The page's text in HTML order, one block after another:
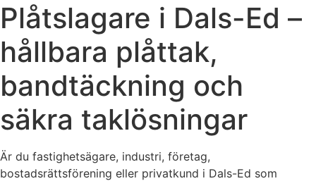
Plåtslagare i Dals-Ed –
hållbara plåttak,
bandtäckning och
säkra taklösningar
Är du fastighetsägare, industri, företag,
bostadsrättsförening eller privatkund i Dals-Ed som